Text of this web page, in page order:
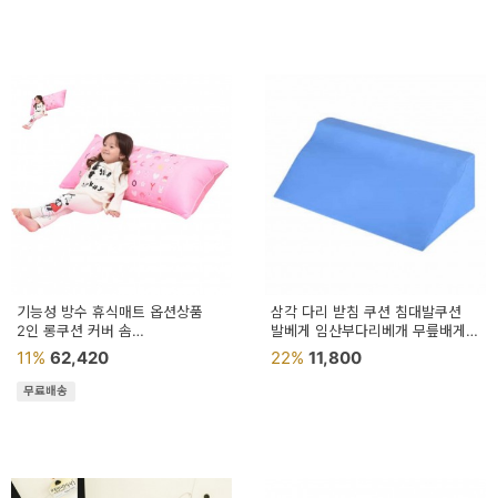
기능성 방수 휴식매트 옵션상품
2인 롱쿠션 커버 솜
침대등받이쿠션 등쿠션
대형등받이쿠션 등허리쿠션
11% 62,420
무료배송
삼각 다리 받침 쿠션 침대발쿠션
발베게 임산부다리베개 무릎배게
다리올리는쿠션 종아리배게
다리배게 발
22% 11,800